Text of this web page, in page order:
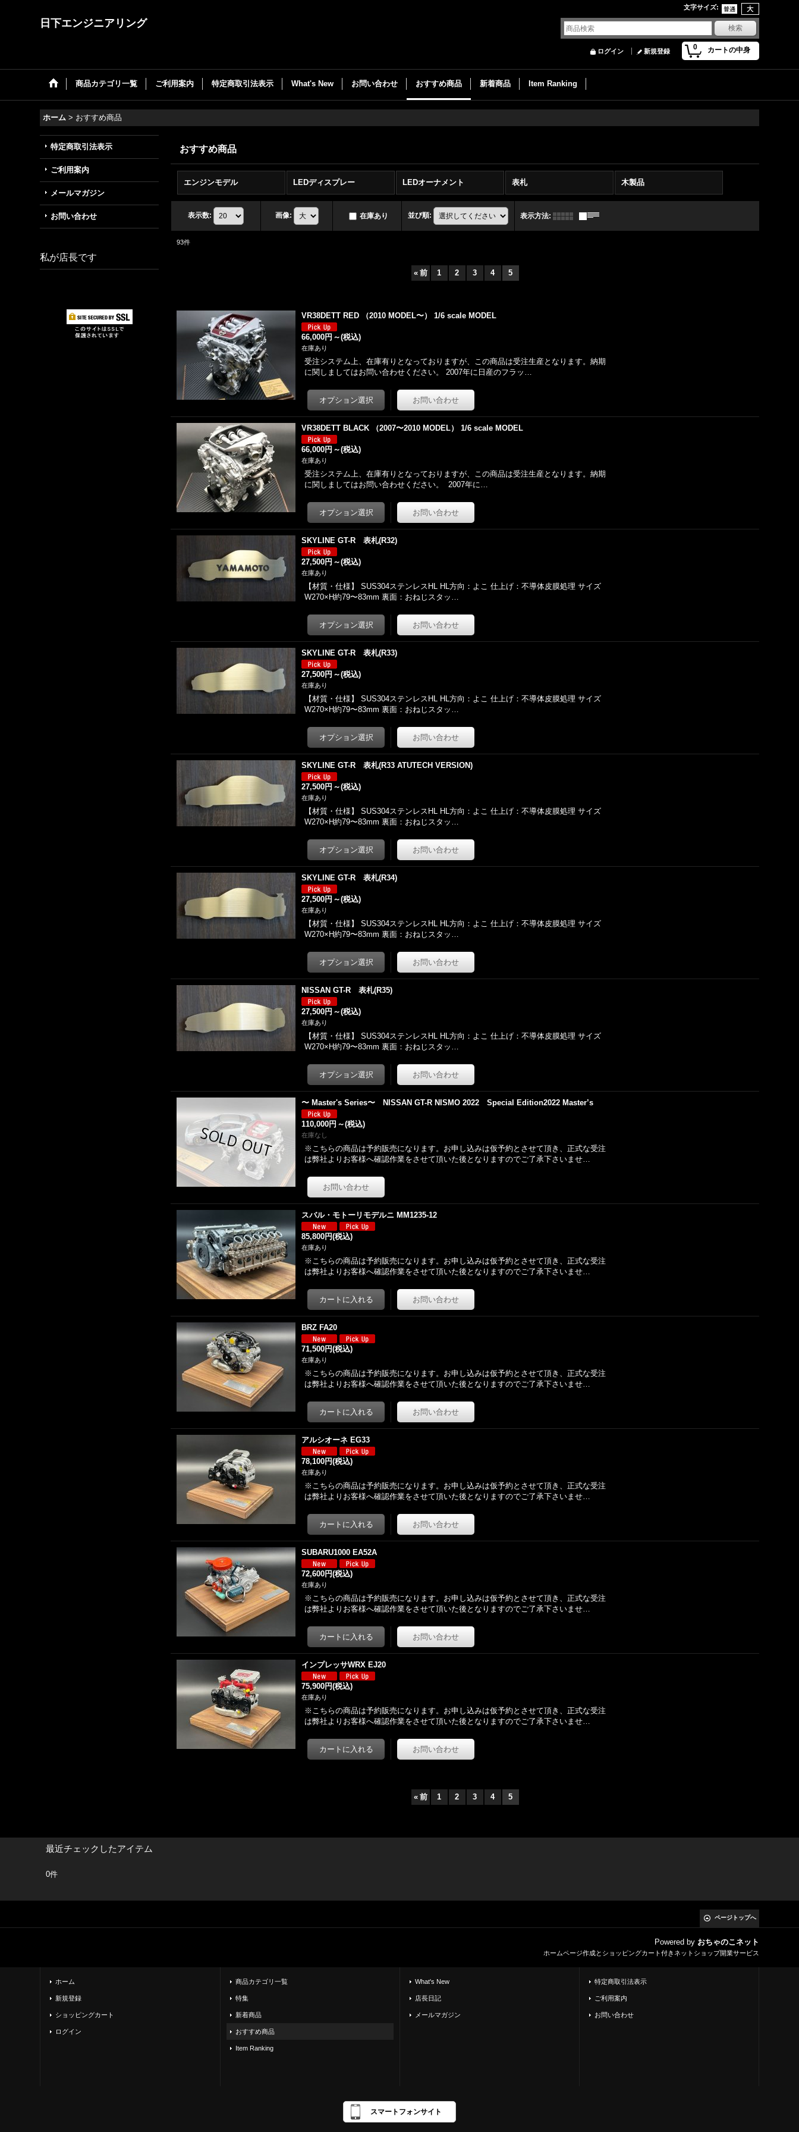
文字サイズ:
日下エンジニアリング
0 カートの中身
ログイン 新規登録
商品カテゴリ一覧 ご利用案内 特定商取引法表示 What's New お問い合わせ おすすめ商品 新着商品 Item Ranking
ホーム > おすすめ商品
特定商取引法表示
ご利用案内
メールマガジン
お問い合わせ
私が店長です
おすすめ商品
エンジンモデル LEDディスプレー LEDオーナメント 表札 木製品
表示数: 画像: 在庫あり 並び順: 表示方法:
93件
« 前 1 2 3 4 5
VR38DETT RED （2010 MODEL〜） 1/6 scale MODEL
66,000円 ～(税込)
在庫あり
受注システム上、在庫有りとなっておりますが、この商品は受注生産となります。納期
に関しましてはお問い合わせください。 2007年に日産のフラッ…
VR38DETT BLACK （2007〜2010 MODEL） 1/6 scale MODEL
66,000円 ～(税込)
在庫あり
受注システム上、在庫有りとなっておりますが、この商品は受注生産となります。納期
に関しましてはお問い合わせください。 2007年に…
SKYLINE GT-R 表札(R32)
27,500円 ～(税込)
在庫あり
【材質・仕様】 SUS304ステンレスHL HL方向：よこ 仕上げ：不導体皮膜処理 サイズ
W270×H約79〜83mm 裏面：おねじスタッ…
SKYLINE GT-R 表札(R33)
27,500円 ～(税込)
在庫あり
【材質・仕様】 SUS304ステンレスHL HL方向：よこ 仕上げ：不導体皮膜処理 サイズ
W270×H約79〜83mm 裏面：おねじスタッ…
SKYLINE GT-R 表札(R33 ATUTECH VERSION)
27,500円 ～(税込)
在庫あり
【材質・仕様】 SUS304ステンレスHL HL方向：よこ 仕上げ：不導体皮膜処理 サイズ
W270×H約79〜83mm 裏面：おねじスタッ…
SKYLINE GT-R 表札(R34)
27,500円 ～(税込)
在庫あり
【材質・仕様】 SUS304ステンレスHL HL方向：よこ 仕上げ：不導体皮膜処理 サイズ
W270×H約79〜83mm 裏面：おねじスタッ…
NISSAN GT-R 表札(R35)
27,500円 ～(税込)
在庫あり
【材質・仕様】 SUS304ステンレスHL HL方向：よこ 仕上げ：不導体皮膜処理 サイズ
W270×H約79〜83mm 裏面：おねじスタッ…
〜 Master's Series〜 NISSAN GT-R NISMO 2022 Special Edition2022 Master’s
110,000円 ～(税込)
在庫なし
※こちらの商品は予約販売になります。お申し込みは仮予約とさせて頂き、正式な受注
は弊社よりお客様へ確認作業をさせて頂いた後となりますのでご了承下さいませ…
スバル・モトーリモデルニ MM1235-12
85,800円(税込)
在庫あり
※こちらの商品は予約販売になります。お申し込みは仮予約とさせて頂き、正式な受注
は弊社よりお客様へ確認作業をさせて頂いた後となりますのでご了承下さいませ…
BRZ FA20
71,500円(税込)
在庫あり
※こちらの商品は予約販売になります。お申し込みは仮予約とさせて頂き、正式な受注
は弊社よりお客様へ確認作業をさせて頂いた後となりますのでご了承下さいませ…
アルシオーネ EG33
78,100円(税込)
在庫あり
※こちらの商品は予約販売になります。お申し込みは仮予約とさせて頂き、正式な受注
は弊社よりお客様へ確認作業をさせて頂いた後となりますのでご了承下さいませ…
SUBARU1000 EA52A
72,600円(税込)
在庫あり
※こちらの商品は予約販売になります。お申し込みは仮予約とさせて頂き、正式な受注
は弊社よりお客様へ確認作業をさせて頂いた後となりますのでご了承下さいませ…
インプレッサWRX EJ20
75,900円(税込)
在庫あり
※こちらの商品は予約販売になります。お申し込みは仮予約とさせて頂き、正式な受注
は弊社よりお客様へ確認作業をさせて頂いた後となりますのでご了承下さいませ…
« 前 1 2 3 4 5
最近チェックしたアイテム
0件
ページトップへ
Powered by おちゃのこネット
ホームページ作成とショッピングカート付きネットショップ開業サービス
ホーム
新規登録
ショッピングカート
ログイン
商品カテゴリ一覧
特集
新着商品
おすすめ商品
Item Ranking
What's New
店長日記
メールマガジン
特定商取引法表示
ご利用案内
お問い合わせ
スマートフォンサイト